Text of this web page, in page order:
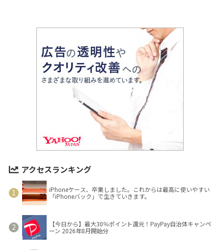
アクセスランキング
iPhoneケース、卒業しました。これからは最高に使いやすい
「iPhoneバック」で生きていきます。
【今日から】最大30％ポイント還元！PayPay自治体キャンペ
ーン 2026年8月開始分